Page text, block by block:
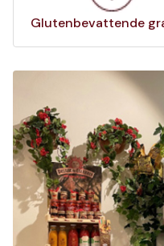
Glutenbevattende